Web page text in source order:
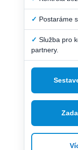
✓ Postaráme
✓ Služba pro
partnery.